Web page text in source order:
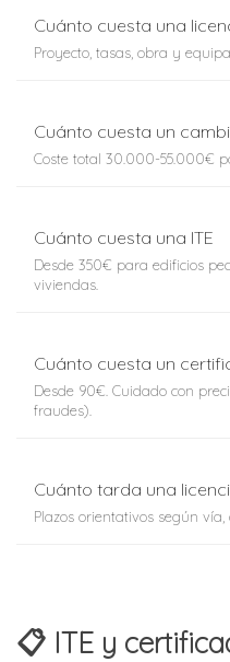
Cuánto cuesta una
Proyecto, tasas, obra y
Cuánto cuesta un
Coste total 30.000-55.000€
Cuánto cuesta una ITE
Desde 350€ para edificios
viviendas.
Cuánto cuesta un
Desde 90€. Cuidado con
fraudes).
Cuánto tarda una
Plazos orientativos según
📋 ITE y